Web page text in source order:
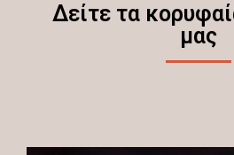
Δείτε τα
μας